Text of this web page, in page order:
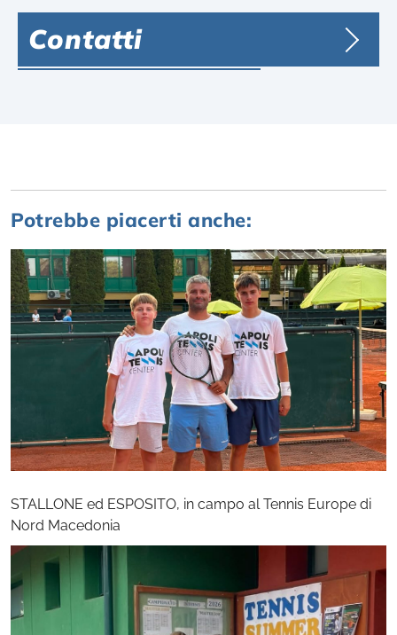
Contatti
Potrebbe piacerti anche:
STALLONE ed ESPOSITO, in campo al Tennis Europe di
Nord Macedonia